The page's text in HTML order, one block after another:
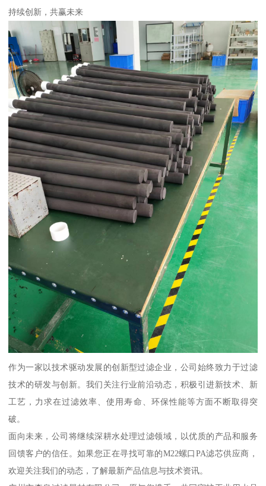
持续创新，共赢未来
作为一家以技术驱动发展的创新型过滤企业，公司始终致力于过滤
技术的研发与创新。我们关注行业前沿动态，积极引进新技术、新
工艺，力求在过滤效率、使用寿命、环保性能等方面不断取得突
破。
面向未来，公司将继续深耕水处理过滤领域，以优质的产品和服务
回馈客户的信任。如果您正在寻找可靠的M22螺口PA滤芯供应商，
欢迎关注我们的动态，了解最新产品信息与技术资讯。